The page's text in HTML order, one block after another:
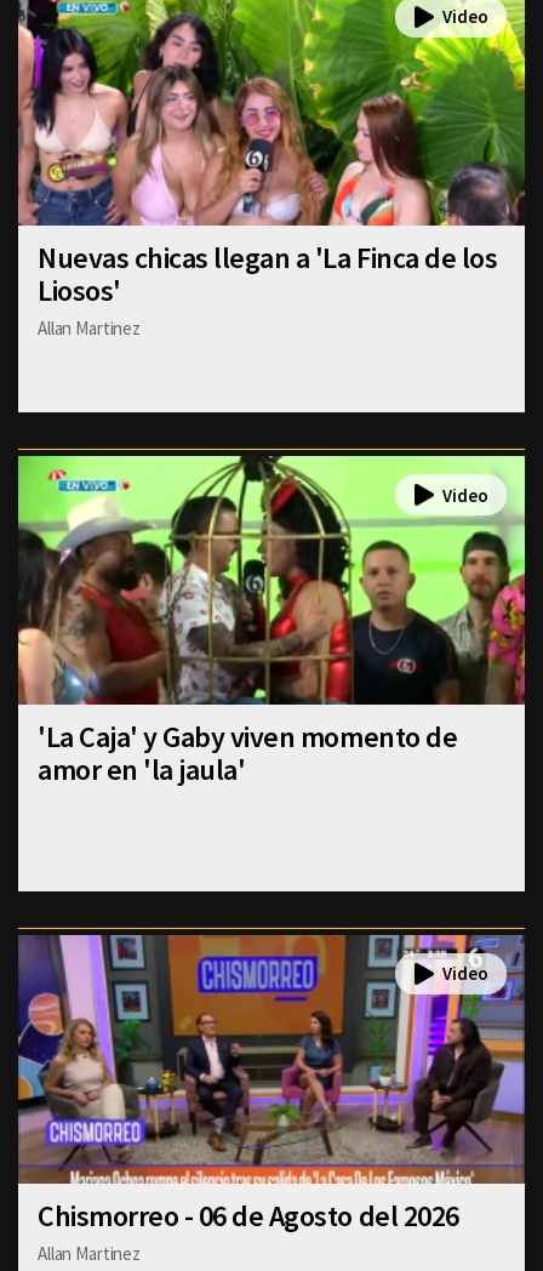
Nuevas chicas llegan a 'La Finca de los
Liosos'
Allan Martinez
'La Caja' y Gaby viven momento de
amor en 'la jaula'
Chismorreo - 06 de Agosto del 2026
Allan Martinez